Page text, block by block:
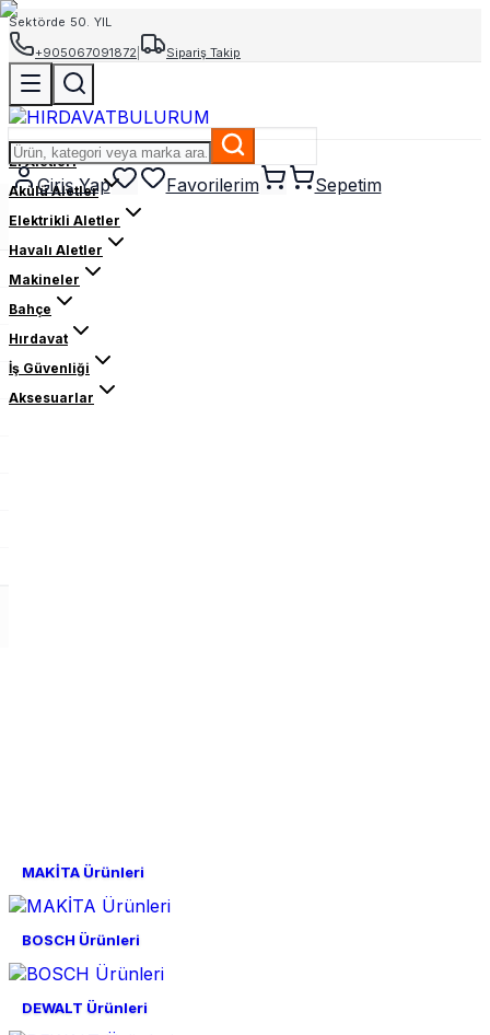
Sektörde 50. YIL
+905067091872
Sipariş Takip
Giriş Yap Favorilerim Sepetim
El Aletleri
Akülü Aletler
Elektrikli Aletler
Havalı Aletler
Makineler
Bahçe
Hırdavat
İş Güvenliği
Aksesuarlar
MAKİTA Ürünleri
BOSCH Ürünleri
DEWALT Ürünleri